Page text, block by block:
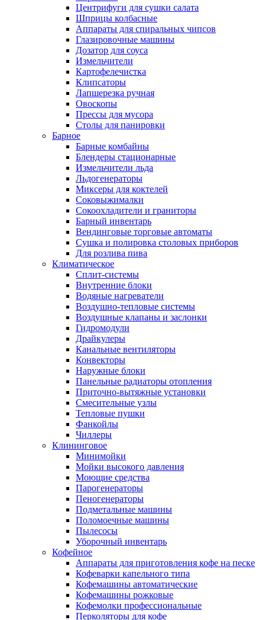
Центрифуги для сушки салата
Шприцы колбасные
Аппараты для спиральных чипсов
Глазировочные машины
Дозатор для соуса
Измельчители
Картофелечистка
Клипсаторы
Лапшерезка ручная
Овоскопы
Прессы для мусора
Столы для панировки
Барное
Барные комбайны
Блендеры стационарные
Измельчители льда
Льдогенераторы
Миксеры для коктелей
Соковыжималки
Сокоохладители и граниторы
Барный инвентарь
Вендинговые торговые автоматы
Сушка и полировка столовых приборов
Для розлива пива
Климатическое
Сплит-системы
Внутренние блоки
Водяные нагреватели
Воздушно-тепловые системы
Воздушные клапаны и заслонки
Гидромодули
Драйкулеры
Канальные вентиляторы
Конвекторы
Наружные блоки
Панельные радиаторы отопления
Приточно-вытяжные установки
Смесительные узлы
Тепловые пушки
Фанкойлы
Чиллеры
Клининговое
Минимойки
Мойки высокого давления
Моющие средства
Парогенераторы
Пеногенераторы
Подметальные машины
Поломоечные машины
Пылесосы
Уборочный инвентарь
Кофейное
Аппараты для приготовления кофе на песке
Кофеварки капельного типа
Кофемашины автоматические
Кофемашины рожковые
Кофемолки профессиональные
Перколяторы для кофе